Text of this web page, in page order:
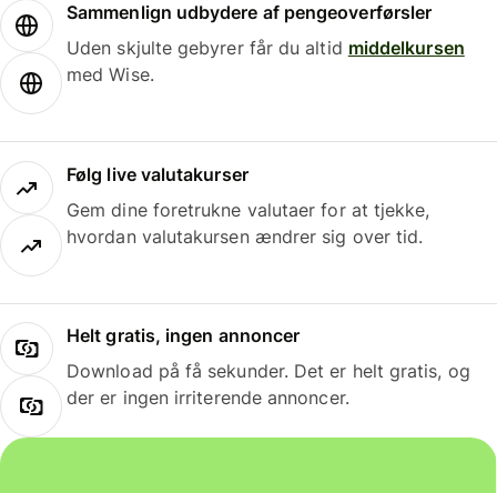
Sammenlign udbydere af pengeoverførsler
Uden skjulte gebyrer får du altid middelkursen
med Wise.
Følg live valutakurser
Gem dine foretrukne valutaer for at tjekke,
hvordan valutakursen ændrer sig over tid.
Helt gratis, ingen annoncer
Download på få sekunder. Det er helt gratis, og
der er ingen irriterende annoncer.